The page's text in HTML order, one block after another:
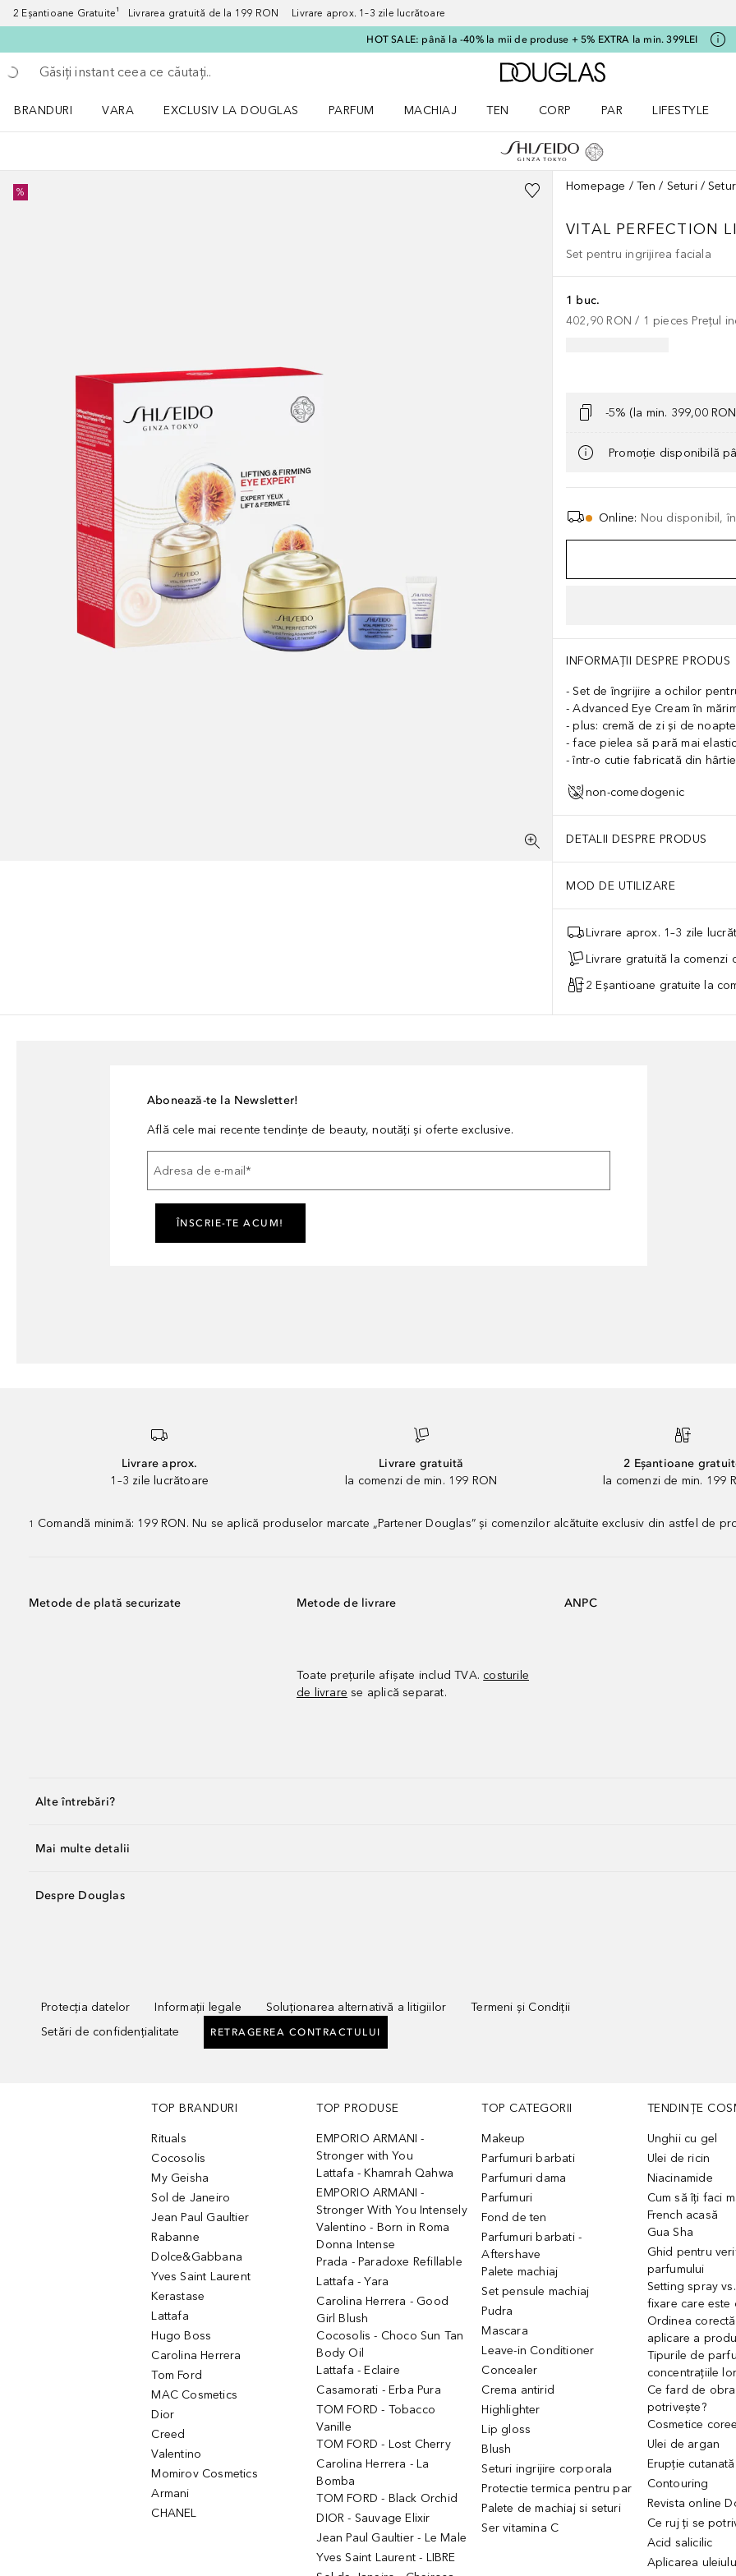
2 Eșantioane Gratuite¹ Livrarea gratuită de la 199 RON Livrare aprox. 1–3 zile lucrătoare
HOT SALE: până la -40% la mii de produse + 5% EXTRA la min. 399LEI
Înapoi
Executați căutarea
Către pagina principală
BRANDURI
VARA
EXCLUSIV LA DOUGLAS
PARFUM
MACHIAJ
TEN
CORP
PAR
LIFESTYLE
% Homepage Ten Seturi
VITAL PERFECTION
Set pentru ingrijirea faciala
1 buc.
402,90 RON / 1 pieces Prețul
-5% (la min. 399,00
Promoție disponibilă
Online: Nou disponibil,
INFORMAȚII DESPRE PRODUS
Set de îngrijire a ochilor
Advanced Eye Cream în
plus: cremă de zi și de
face pielea să pară mai
într-o cutie fabricată din
non-comedogenic
DETALII DESPRE PRODUS
MOD DE UTILIZARE
Livrare aprox. 1–3 zile
Livrare gratuită la comenzi
2 Eșantioane gratuite la
Abonează-te la Newsletter!
Află cele mai recente tendințe de beauty, noutăți și oferte exclusive.
Adresa de e-mail *
ÎNSCRIE-TE ACUM!
Livrare aprox.
1–3 zile lucrătoare
Livrare gratuită
la comenzi de min. 199 RON
2 Eșantioane
la comenzi de min. 199
1 Comandă minimă: 199 RON. Nu se aplică produselor marcate „Partener Douglas” și comenzilor alcătuite exclusiv din astfel de
Metode de plată securizate Metode de livrare
Toate prețurile afișate includ TVA. costurile
de livrare se aplică separat.
ANPC
Alte întrebări?
Mai multe detalii
Despre Douglas
Protecția datelor Informații legale Soluționarea alternativă a litigiilor
Termeni și Condiții
Setări de confidențialitate
RETRAGEREA CONTRACTULUI
TOP BRANDURI
Rituals
Cocosolis
My Geisha
Sol de Janeiro
Jean Paul Gaultier
Rabanne
Dolce&Gabbana
Yves Saint Laurent
Kerastase
Lattafa
Hugo Boss
Carolina Herrera
Tom Ford
MAC Cosmetics
Dior
Creed
Valentino
Momirov Cosmetics
Armani
CHANEL
TOP PRODUSE
EMPORIO ARMANI -
Stronger with You
Lattafa - Khamrah Qahwa
EMPORIO ARMANI -
Stronger With You Intensely
Valentino - Born in Roma
Donna Intense
Prada - Paradoxe Refillable
Lattafa - Yara
Carolina Herrera - Good
Girl Blush
Cocosolis - Choco Sun Tan
Body Oil
Lattafa - Eclaire
Casamorati - Erba Pura
TOM FORD - Tobacco
Vanille
TOM FORD - Lost Cherry
Carolina Herrera - La
Bomba
TOM FORD - Black Orchid
DIOR - Sauvage Elixir
Jean Paul Gaultier - Le Male
Yves Saint Laurent - LIBRE
TOP CATEGORII
Makeup
Parfumuri barbati
Parfumuri dama
Parfumuri
Fond de ten
Parfumuri barbati -
Aftershave
Palete machiaj
Set pensule machiaj
Pudra
Mascara
Leave-in Conditioner
Concealer
Crema antirid
Highlighter
Lip gloss
Blush
Seturi ingrijire corporala
Protectie termica pentru par
Palete de machiaj si seturi
Ser vitamina C
TENDINȚE
Unghii cu gel
Ulei de ricin
Niacinamide
Cum să îți faci
French acasă
Gua Sha
Ghid pentru
parfumului
Setting spray
fixare care este
Ordinea
aplicare a
Tipurile de
concentrațiile
Ce fard de
potrivește?
Cosmetice
Ulei de argan
Erupție
Contouring
Revista online
Ce ruj ți se
Acid salicilic
Aplicarea